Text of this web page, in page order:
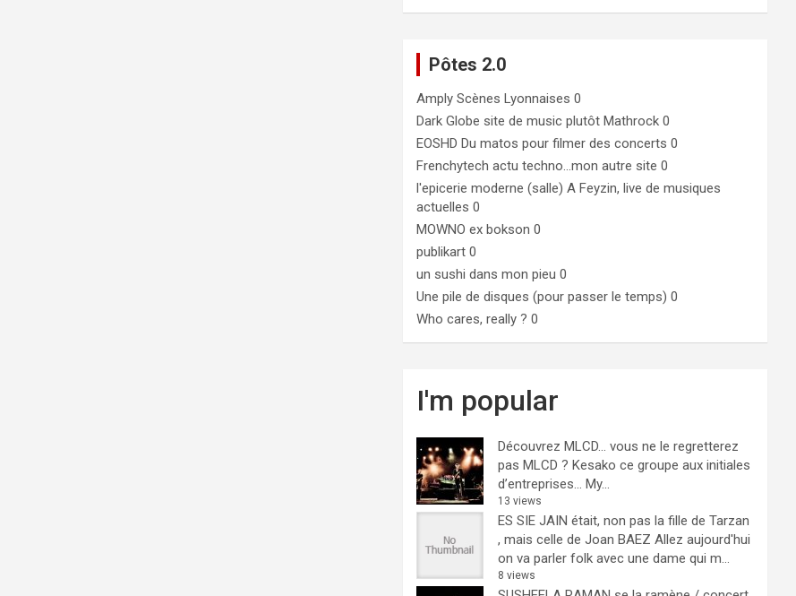
Pôtes 2.0
Amply Scènes Lyonnaises 0
Dark Globe site de music plutôt Mathrock 0
EOSHD Du matos pour filmer des concerts 0
Frenchytech actu techno…mon autre site 0
l'epicerie moderne (salle) A Feyzin, live de musiques
actuelles 0
MOWNO ex bokson 0
publikart 0
un sushi dans mon pieu 0
Une pile de disques (pour passer le temps) 0
Who cares, really ? 0
I'm popular
Découvrez MLCD… vous ne le regretterez
pas MLCD ? Kesako ce groupe aux initiales
d’entreprises… My...
13 views
ES SIE JAIN était, non pas la fille de Tarzan
, mais celle de Joan BAEZ Allez aujourd'hui
on va parler folk avec une dame qui m...
8 views